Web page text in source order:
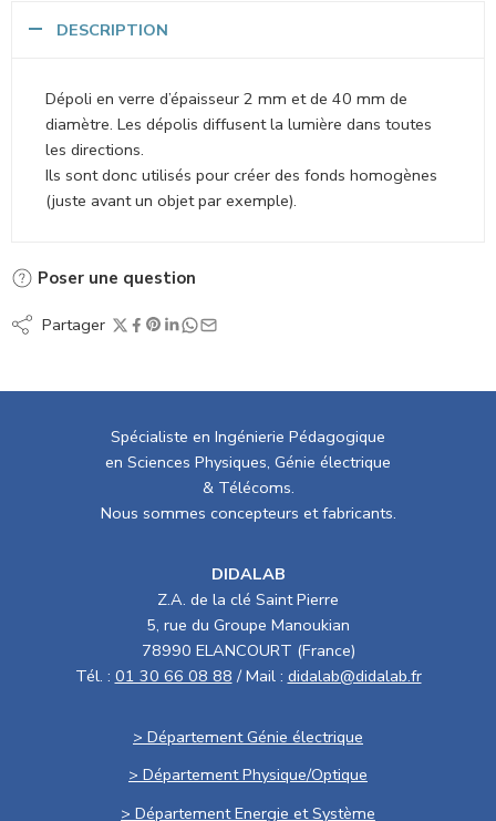
DESCRIPTION
Dépoli en verre d’épaisseur 2 mm et de 40 mm de
diamètre. Les dépolis diffusent la lumière dans toutes
les directions.
Ils sont donc utilisés pour créer des fonds homogènes
(juste avant un objet par exemple).
Poser une question
Partager
Spécialiste en Ingénierie Pédagogique
en Sciences Physiques, Génie électrique
& Télécoms.
Nous sommes concepteurs et fabricants.
DIDALAB
Z.A. de la clé Saint Pierre
5, rue du Groupe Manoukian
78990 ELANCOURT (France)
Tél. : 01 30 66 08 88 / Mail : didalab@didalab.fr
> Département Génie électrique
> Département Physique/Optique
> Département Energie et Système